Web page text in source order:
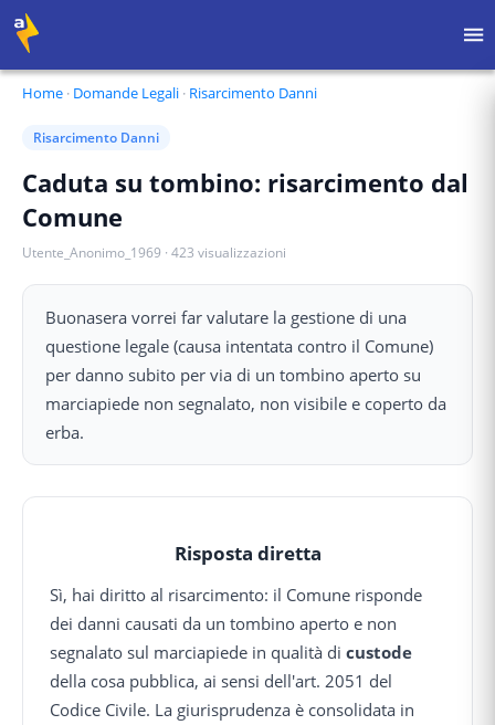
Home · Domande Legali · Risarcimento Danni
Risarcimento Danni
Caduta su tombino: risarcimento dal
Comune
Utente_Anonimo_1969 · 423 visualizzazioni
Buonasera vorrei far valutare la gestione di una
questione legale (causa intentata contro il Comune)
per danno subito per via di un tombino aperto su
marciapiede non segnalato, non visibile e coperto da
erba.
Risposta diretta
Sì, hai diritto al risarcimento: il Comune risponde
dei danni causati da un tombino aperto e non
segnalato sul marciapiede in qualità di custode
della cosa pubblica, ai sensi dell'art. 2051 del
Codice Civile. La giurisprudenza è consolidata in